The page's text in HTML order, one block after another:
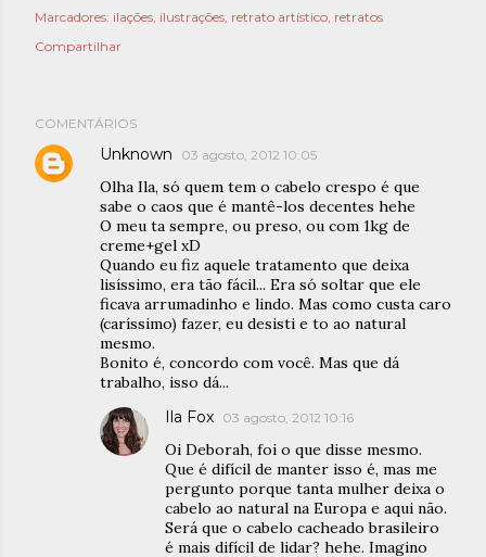
Marcadores: ilações ilustrações retrato artístico retratos
Compartilhar
COMENTÁRIOS
Unknown 03 agosto, 2012 10:05
Olha Ila, só quem tem o cabelo crespo é que
sabe o caos que é mantê-los decentes hehe
O meu ta sempre, ou preso, ou com 1kg de
creme+gel xD
Quando eu fiz aquele tratamento que deixa
lisíssimo, era tão fácil... Era só soltar que ele
ficava arrumadinho e lindo. Mas como custa caro
(caríssimo) fazer, eu desisti e to ao natural
mesmo.
Bonito é, concordo com você. Mas que dá
trabalho, isso dá...
Ila Fox 03 agosto, 2012 10:16
Oi Deborah, foi o que disse mesmo.
Que é difícil de manter isso é, mas me
pergunto porque tanta mulher deixa o
cabelo ao natural na Europa e aqui não.
Será que o cabelo cacheado brasileiro
é mais difícil de lidar? hehe. Imagino